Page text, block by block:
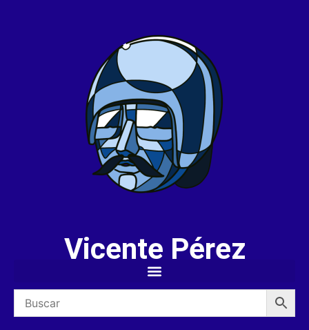
Vicente Pérez